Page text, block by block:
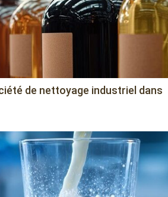
de nettoyage industriel dans